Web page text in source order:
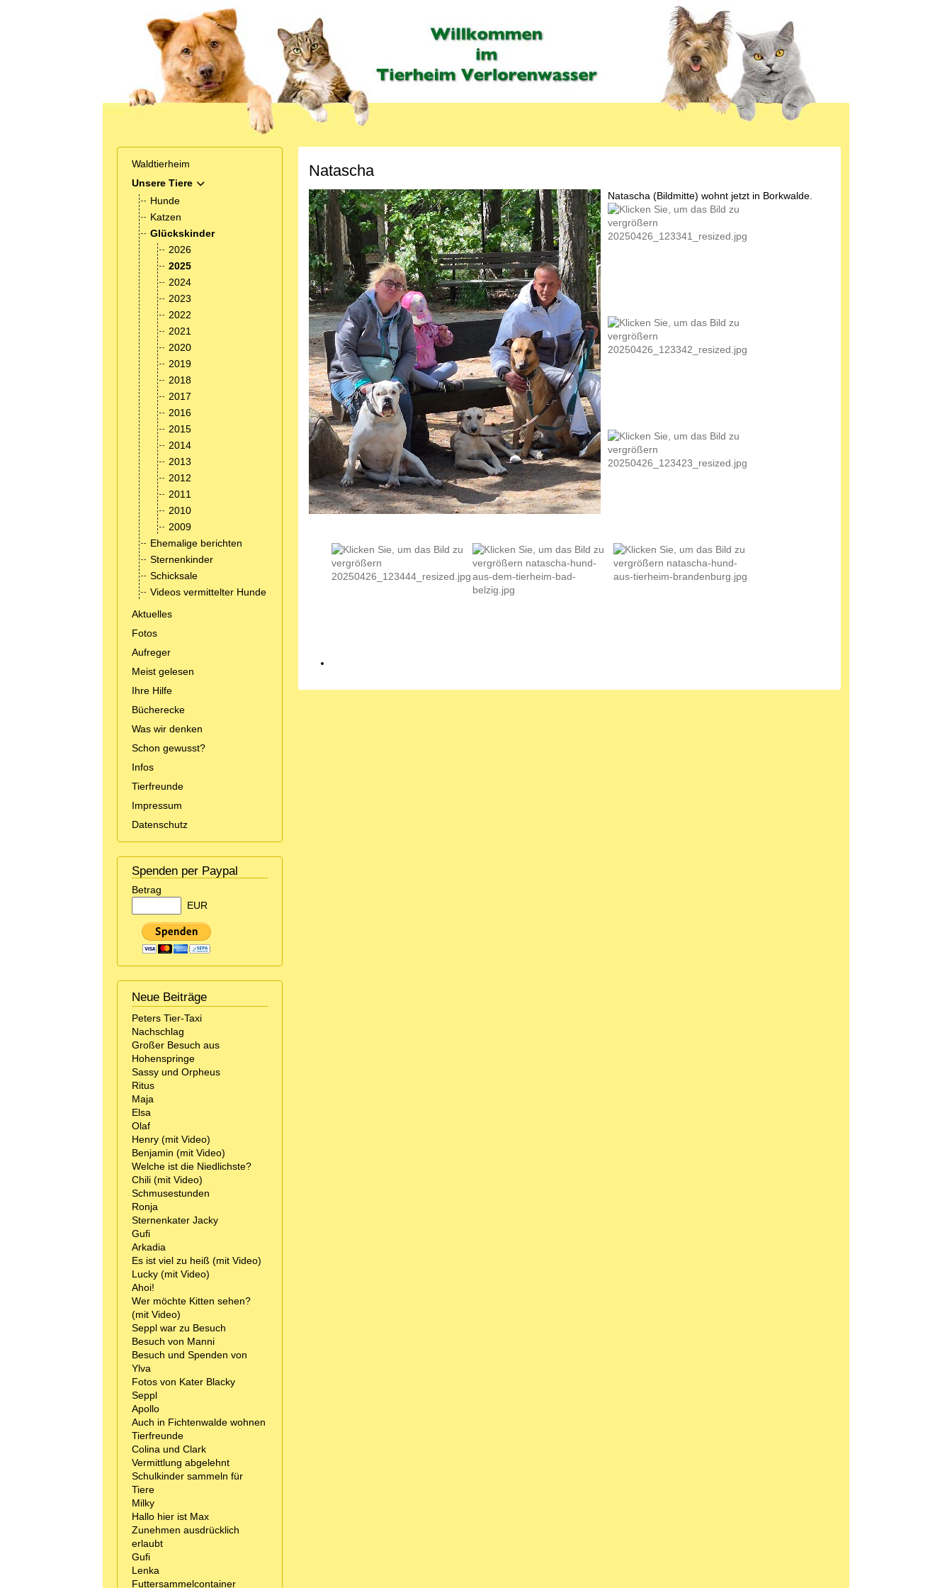
Waldtierheim
Unsere Tiere
MOD_MENU_TOGGLE_SUBMENU_LABEL
Hunde
Katzen
Glückskinder
2026
2025
2024
2023
2022
2021
2020
2019
2018
2017
2016
2015
2014
2013
2012
2011
2010
2009
Ehemalige berichten
Sternenkinder
Schicksale
Videos vermittelter Hunde
Aktuelles
Fotos
Aufreger
Meist gelesen
Ihre Hilfe
Bücherecke
Was wir denken
Schon gewusst?
Infos
Tierfreunde
Impressum
Datenschutz
Spenden per Paypal
Betrag
EUR
Neue Beiträge
Peters Tier-Taxi
Nachschlag
Großer Besuch aus
Hohenspringe
Sassy und Orpheus
Ritus
Maja
Elsa
Olaf
Henry (mit Video)
Benjamin (mit Video)
Welche ist die Niedlichste?
Chili (mit Video)
Schmusestunden
Ronja
Sternenkater Jacky
Gufi
Arkadia
Es ist viel zu heiß (mit Video)
Lucky (mit Video)
Ahoi!
Wer möchte Kitten sehen?
(mit Video)
Seppl war zu Besuch
Besuch von Manni
Besuch und Spenden von
Ylva
Fotos von Kater Blacky
Seppl
Apollo
Auch in Fichtenwalde wohnen
Tierfreunde
Colina und Clark
Vermittlung abgelehnt
Schulkinder sammeln für
Tiere
Milky
Hallo hier ist Max
Zunehmen ausdrücklich
erlaubt
Gufi
Lenka
Futtersammelcontainer
Natascha
Natascha (Bildmitte) wohnt jetzt in Borkwalde.